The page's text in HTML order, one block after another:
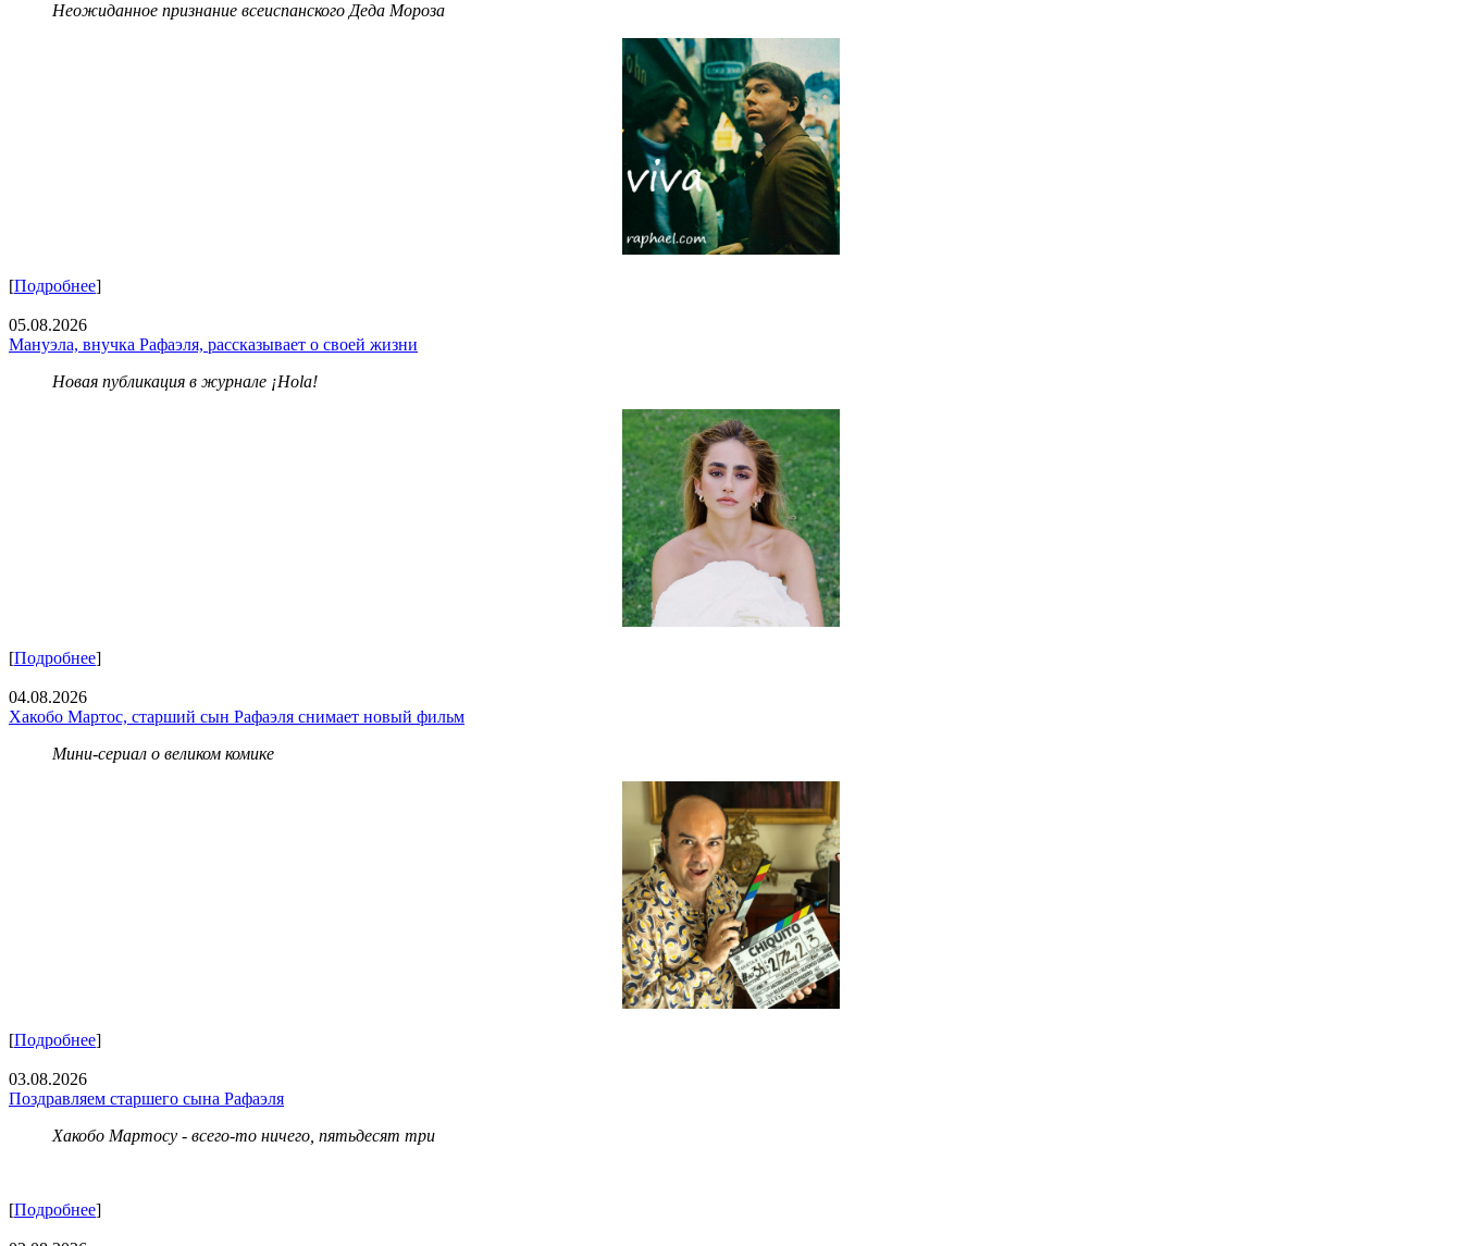
Неожиданное признание всеиспанского Деда Мороза
[Подробнее]
05.08.2026
Мануэла, внучка Рафаэля, рассказывает о своей жизни
Новая публикация в журнале ¡Hola!
[Подробнее]
04.08.2026
Хакобо Мартос, старший сын Рафаэля снимает новый фильм
Мини-сериал о великом комике
[Подробнее]
03.08.2026
Поздравляем старшего сына Рафаэля
Хакобо Мартосу - всего-то ничего, пятьдесят три
[Подробнее]